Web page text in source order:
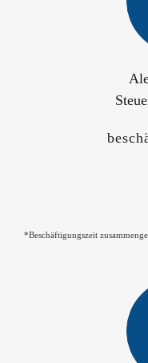
*Beschäftigungszeit